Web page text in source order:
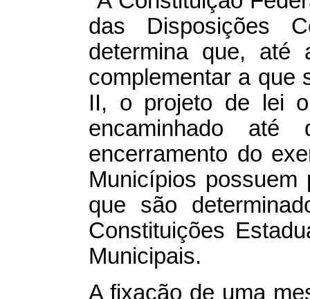
das Disposições
determina que,
complementar a que
II, o projeto de lei
encaminhado
encerramento do
Municípios possuem
que são
Constituições
Municipais.
A fixação de uma